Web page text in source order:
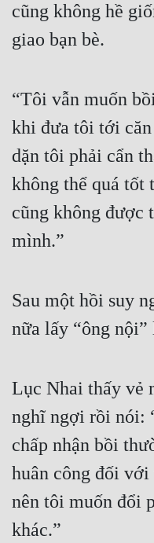
cũng không hề
giao bạn bè.
“Tôi vẫn muốn
khi đưa tôi tới
dặn tôi phải cẩn
không thể quá tốt
cũng không
mình.”
Sau một hồi suy
nữa lấy “ông nội”
Lục Nhai thấy vẻ
nghĩ ngợi rồi nói:
chấp nhận bồi
huân công đối
nên tôi muốn đổi
khác.”